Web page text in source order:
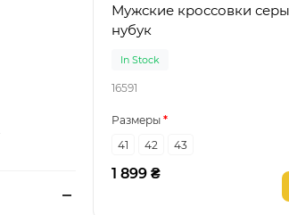
Мужские кроссовки серые
нубук
In Stock
16591
Размеры
41
42 43
1 899 ₴